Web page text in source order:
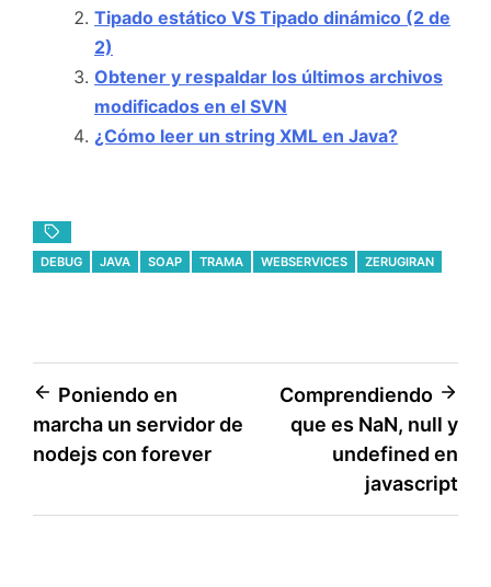
Tipado estático VS Tipado dinámico (2 de
2)
Obtener y respaldar los últimos archivos
modificados en el SVN
¿Cómo leer un string XML en Java?
DEBUG JAVA SOAP TRAMA WEBSERVICES ZERUGIRAN
Navegación
de
Poniendo en
marcha un servidor de
nodejs con forever
Comprendiendo
que es NaN, null y
undefined en
javascript